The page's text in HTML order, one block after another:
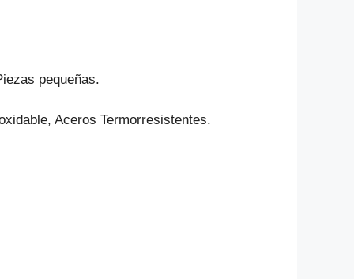
pequeñas.
Aceros Termorresistentes.